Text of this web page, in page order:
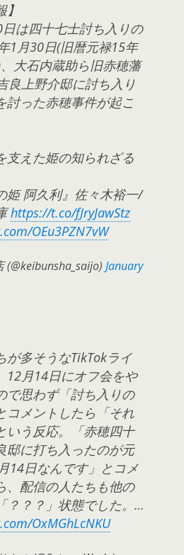
】
は四十七士討ち入りの
1月30日(旧暦元禄15年
大石内蔵助ら旧赤穂藩
良上野介邸に討ち入り
討った赤穂事件が起こ
支えた姫の知られざる
姫 阿久利』佐々木裕一/
https://t.co/fJryJawStz
OEu3PZN7vW
January
が多そうなTikTokライ
12月14日にオフ会をや
で思わず「討ち入りの
コメントしたら「それ
いう反応。「赤穂四十
邸に打ち入ったのが元
14日なんです」とコメ
、配信の人たちも他の
？？？」状態でした。…
OxMGhLcNKU